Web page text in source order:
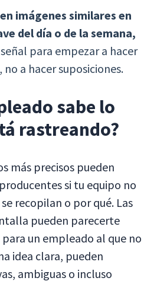
imágenes similares en
del día o de la semana,
señal para empezar a hacer
a hacer suposiciones.
sabe lo
rastreando?
más precisos pueden
si tu equipo no
recopilan o por qué. Las
pueden parecerte
un empleado al que no
idea clara, pueden
ambiguas o incluso